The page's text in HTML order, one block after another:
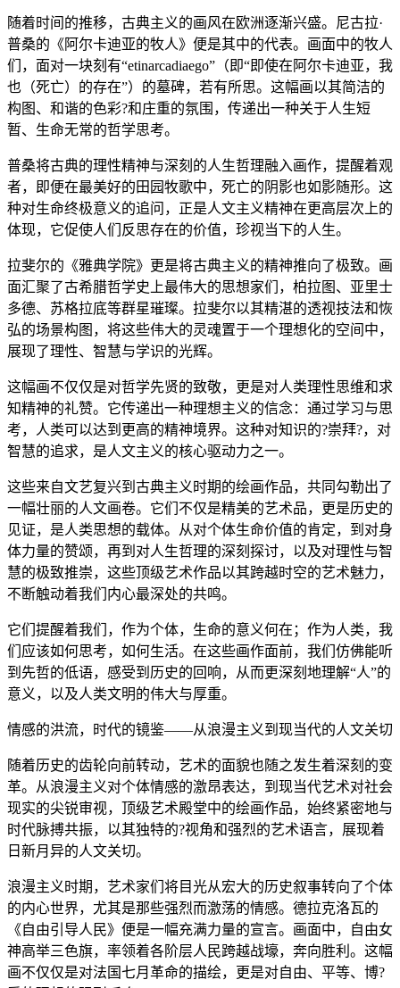
随着时间的推移，古典主义的画风在欧洲逐渐兴盛。尼古拉·
普桑的《阿尔卡迪亚的牧人》便是其中的代表。画面中的牧人
们，面对一块刻有“etinarcadiaego”（即“即使在阿尔卡迪亚，我
也（死亡）的存在”）的墓碑，若有所思。这幅画以其简洁的
构图、和谐的色彩?和庄重的氛围，传递出一种关于人生短
暂、生命无常的哲学思考。
普桑将古典的理性精神与深刻的人生哲理融入画作，提醒着观
者，即便在最美好的田园牧歌中，死亡的阴影也如影随形。这
种对生命终极意义的追问，正是人文主义精神在更高层次上的
体现，它促使人们反思存在的价值，珍视当下的人生。
拉斐尔的《雅典学院》更是将古典主义的精神推向了极致。画
面汇聚了古希腊哲学史上最伟大的思想家们，柏拉图、亚里士
多德、苏格拉底等群星璀璨。拉斐尔以其精湛的透视技法和恢
弘的场景构图，将这些伟大的灵魂置于一个理想化的空间中，
展现了理性、智慧与学识的光辉。
这幅画不仅仅是对哲学先贤的致敬，更是对人类理性思维和求
知精神的礼赞。它传递出一种理想主义的信念：通过学习与思
考，人类可以达到更高的精神境界。这种对知识的?崇拜?，对
智慧的追求，是人文主义的核心驱动力之一。
这些来自文艺复兴到古典主义时期的绘画作品，共同勾勒出了
一幅壮丽的人文画卷。它们不仅是精美的艺术品，更是历史的
见证，是人类思想的载体。从对个体生命价值的肯定，到对身
体力量的赞颂，再到对人生哲理的深刻探讨，以及对理性与智
慧的极致推崇，这些顶级艺术作品以其跨越时空的艺术魅力，
不断触动着我们内心最深处的共鸣。
它们提醒着我们，作为个体，生命的意义何在；作为人类，我
们应该如何思考，如何生活。在这些画作面前，我们仿佛能听
到先哲的低语，感受到历史的回响，从而更深刻地理解“人”的
意义，以及人类文明的伟大与厚重。
情感的洪流，时代的镜鉴——从浪漫主义到现当代的人文关切
随着历史的齿轮向前转动，艺术的面貌也随之发生着深刻的变
革。从浪漫主义对个体情感的激昂表达，到现当代艺术对社会
现实的尖锐审视，顶级艺术殿堂中的绘画作品，始终紧密地与
时代脉搏共振，以其独特的?视角和强烈的艺术语言，展现着
日新月异的人文关切。
浪漫主义时期，艺术家们将目光从宏大的历史叙事转向了个体
的内心世界，尤其是那些强烈而激荡的情感。德拉克洛瓦的
《自由引导人民》便是一幅充满力量的宣言。画面中，自由女
神高举三色旗，率领着各阶层人民跨越战壕，奔向胜利。这幅
画不仅仅是对法国七月革命的描绘，更是对自由、平等、博?